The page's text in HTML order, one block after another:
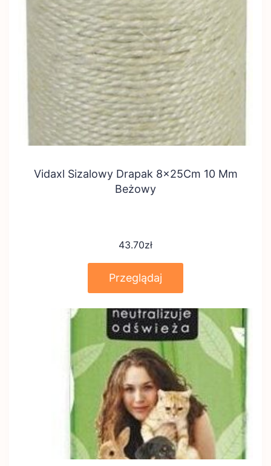
Vidaxl Sizalowy Drapak 8x25Cm 10 Mm
Beżowy
43.70zł
Przeglądaj